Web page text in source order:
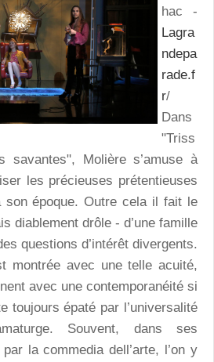
hac -
Lagra
ndepa
rade.f
r/
Dans
"Triss
savantes", Molière s’amuse à
les précieuses prétentieuses
son époque. Outre cela il fait le
diablement drôle - d’une famille
questions d’intérêt divergents.
montrée avec une telle acuité,
avec une contemporanéité si
toujours épaté par l’universalité
Souvent, dans ses
la commedia dell’arte, l’on y